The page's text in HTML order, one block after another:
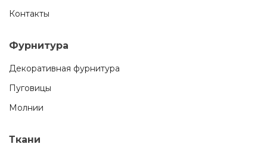
Контакты
Фурнитура
Декоративная фурнитура
Пуговицы
Молнии
Ткани